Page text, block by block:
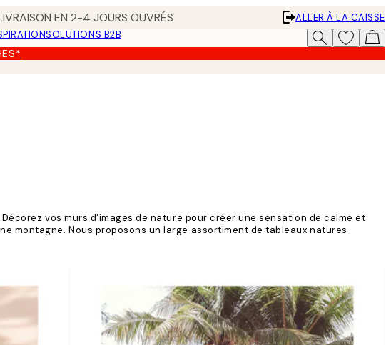
EN 2-4 JOURS OUVRÉS
ALLER À LA CAISSE
SOLUTIONS B2B
vos murs d'images de nature pour créer une sensation de calme et
montagne. Nous proposons un large assortiment de tableaux natures